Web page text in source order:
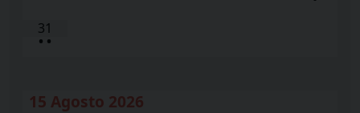
31
• •
15 Agosto 2026